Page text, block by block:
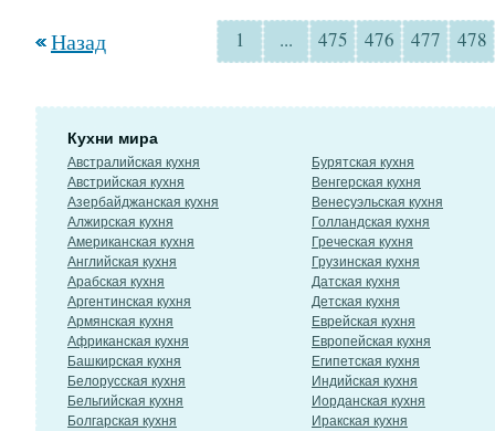
Назад 1 ... 475 476 477 478
Кухни мира
Австралийская кухня
Австрийская кухня
Азербайджанская кухня
Алжирская кухня
Американская кухня
Английская кухня
Арабская кухня
Аргентинская кухня
Армянская кухня
Африканская кухня
Башкирская кухня
Белорусская кухня
Бельгийская кухня
Болгарская кухня
Бурятская кухня
Венгерская кухня
Венесуэльская кухня
Голландская кухня
Греческая кухня
Грузинская кухня
Датская кухня
Детская кухня
Еврейская кухня
Европейская кухня
Египетская кухня
Индийская кухня
Иорданская кухня
Иракская кухня